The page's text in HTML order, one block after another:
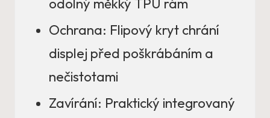
odolný měkký TPU rám
Ochrana: Flipový kryt chrání
displej před poškrábáním a
nečistotami
Zavírání: Praktický integrovaný